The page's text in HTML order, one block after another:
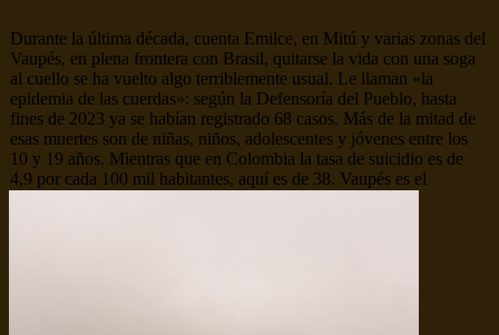
Durante la última década, cuenta Emilce, en Mitú y varias zonas del
Vaupés, en plena frontera con Brasil, quitarse la vida con una soga
al cuello se ha vuelto algo terriblemente usual. Le llaman «la
epidemia de las cuerdas»: según la Defensoría del Pueblo, hasta
fines de 2023 ya se habían registrado 68 casos. Más de la mitad de
esas muertes son de niñas, niños, adolescentes y jóvenes entre los
10 y 19 años. Mientras que en Colombia la tasa de suicidio es de
4,9 por cada 100 mil habitantes, aquí es de 38. Vaupés es el